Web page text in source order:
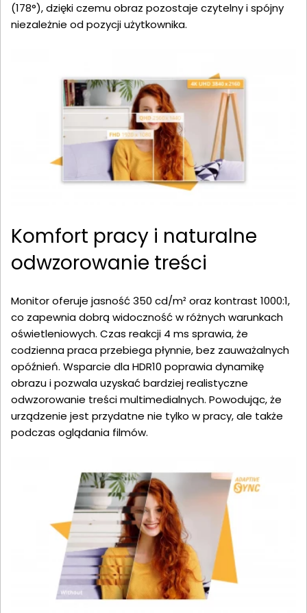
(178°), dzięki czemu obraz pozostaje czytelny i spójny
niezależnie od pozycji użytkownika.
Komfort pracy i naturalne
odwzorowanie treści
Monitor oferuje jasność 350 cd/m² oraz kontrast 1000:1,
co zapewnia dobrą widoczność w różnych warunkach
oświetleniowych. Czas reakcji 4 ms sprawia, że
codzienna praca przebiega płynnie, bez zauważalnych
opóźnień. Wsparcie dla HDR10 poprawia dynamikę
obrazu i pozwala uzyskać bardziej realistyczne
odwzorowanie treści multimedialnych. Powodując, że
urządzenie jest przydatne nie tylko w pracy, ale także
podczas oglądania filmów.